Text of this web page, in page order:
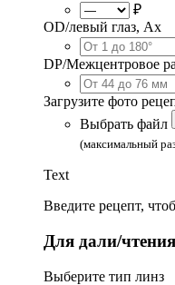
₽
OD/левый глаз, Ax
DP/Межцентровое
Загрузите фото
Выбрать файл
(максимальный
Text
Введите рецепт,
Для дали/чтения
Выберите тип линз